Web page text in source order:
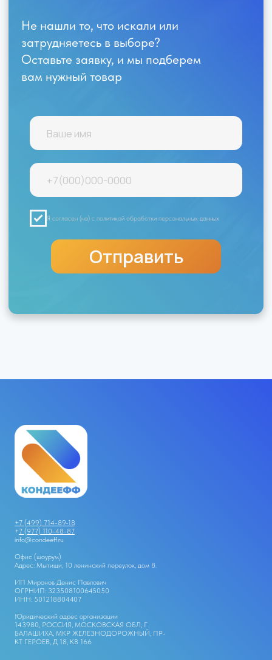
+7 (499) 714-89-18
+7 (977) 110-48-87
info@condeeff.ru
Офис (шоурум)
Адрес: Мытищи, 10 ленинский переулок, дом 8.
ИП Миронов Денис Павлович
ОГРНИП: 323508100645050
ИНН: 501218804407
Юридический адрес организации
143980, РОССИЯ, МОСКОВСКАЯ ОБЛ, Г
БАЛАШИХА, МКР ЖЕЛЕЗНОДОРОЖНЫЙ, ПР-
КТ ГЕРОЕВ, Д 18, КВ 166